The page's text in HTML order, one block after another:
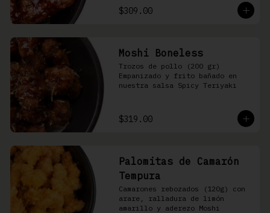
$309.00
Moshi Boneless
Trozos de pollo (200 gr)
Empanizado y frito bañado en
nuestra salsa Spicy Teriyaki
$319.00
Palomitas de Camarón
Tempura
Camarones rebozados (120g) con
arare, ralladura de limón
amarillo y aderezo Moshi